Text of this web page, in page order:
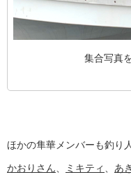
集合写真
ほかの隼華メンバーも釣り
かおりさん ミキティ あ